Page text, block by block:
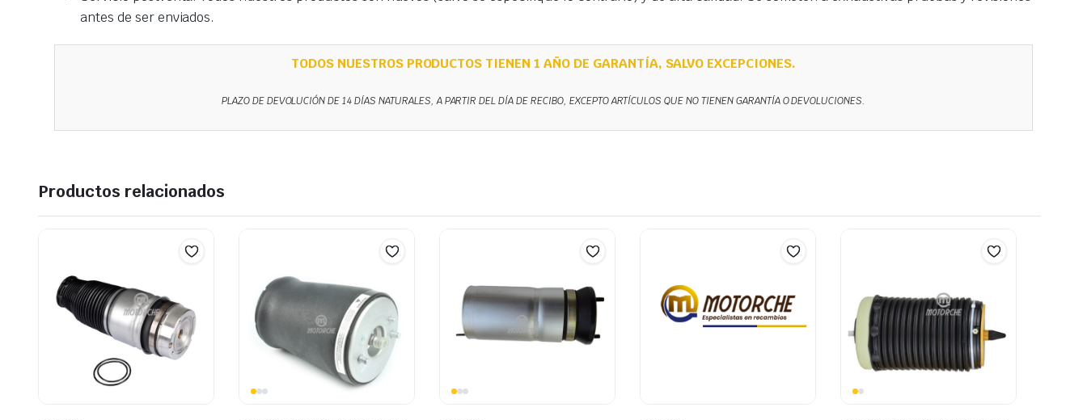
antes de ser enviados.
TODOS NUESTROS PRODUCTOS TIENEN 1 AÑO DE GARANTÍA, SALVO EXCEPCIONES.
PLAZO DE DEVOLUCIÓN DE 14 DÍAS NATURALES, A PARTIR DEL DÍA DE RECIBO, EXCEPTO ARTÍCULOS QUE NO TIENEN GARANTÍA O DEVOLUCIONES.
Productos relacionados